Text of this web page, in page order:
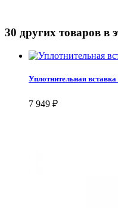
30 других товаров в
Уплотнительная
7 949 ₽